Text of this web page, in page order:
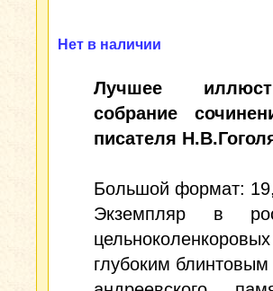
Нет в наличии
Лучшее
собрание
писателя
Большой формат:
Экземпляр в
глубоким